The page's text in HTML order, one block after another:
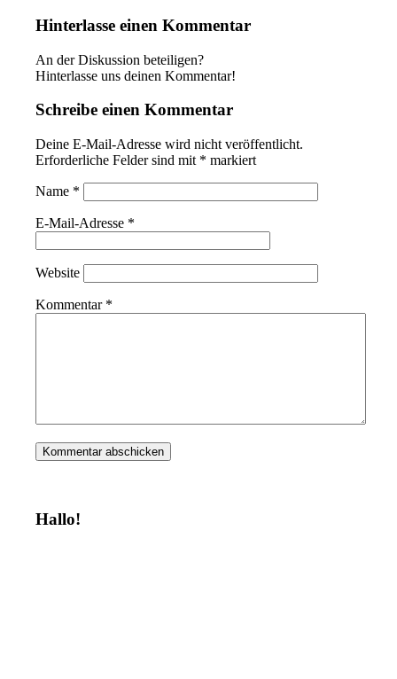
Hinterlasse einen Kommentar
An der Diskussion beteiligen?
Hinterlasse uns deinen Kommentar!
Schreibe einen Kommentar
Deine E-Mail-Adresse wird nicht veröffentlicht.
Erforderliche Felder sind mit * markiert
Name *
E-Mail-Adresse *
Website
Kommentar *
Hallo!